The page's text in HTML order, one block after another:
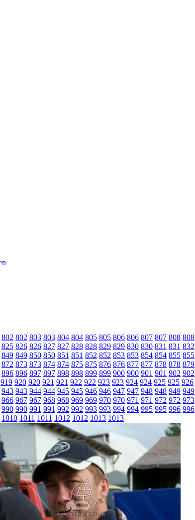
802 802 803 803 804 804 805 805 806 806 807 807 808 808
825 826 826 827 827 828 828 829 829 830 830 831 831 832
849 849 850 850 851 851 852 852 853 853 854 854 855 855
872 873 873 874 874 875 875 876 876 877 877 878 878 879
896 896 897 897 898 898 899 899 900 900 901 901 902 902
919 920 920 921 921 922 922 923 923 924 924 925 925 926
943 943 944 944 945 945 946 946 947 947 948 948 949 949
966 967 967 968 968 969 969 970 970 971 971 972 972 973
990 990 991 991 992 992 993 993 994 994 995 995 996 996
1010 1011 1011 1012 1012 1013 1013